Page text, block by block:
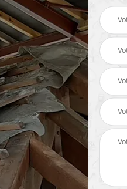
Devis zingueur 28